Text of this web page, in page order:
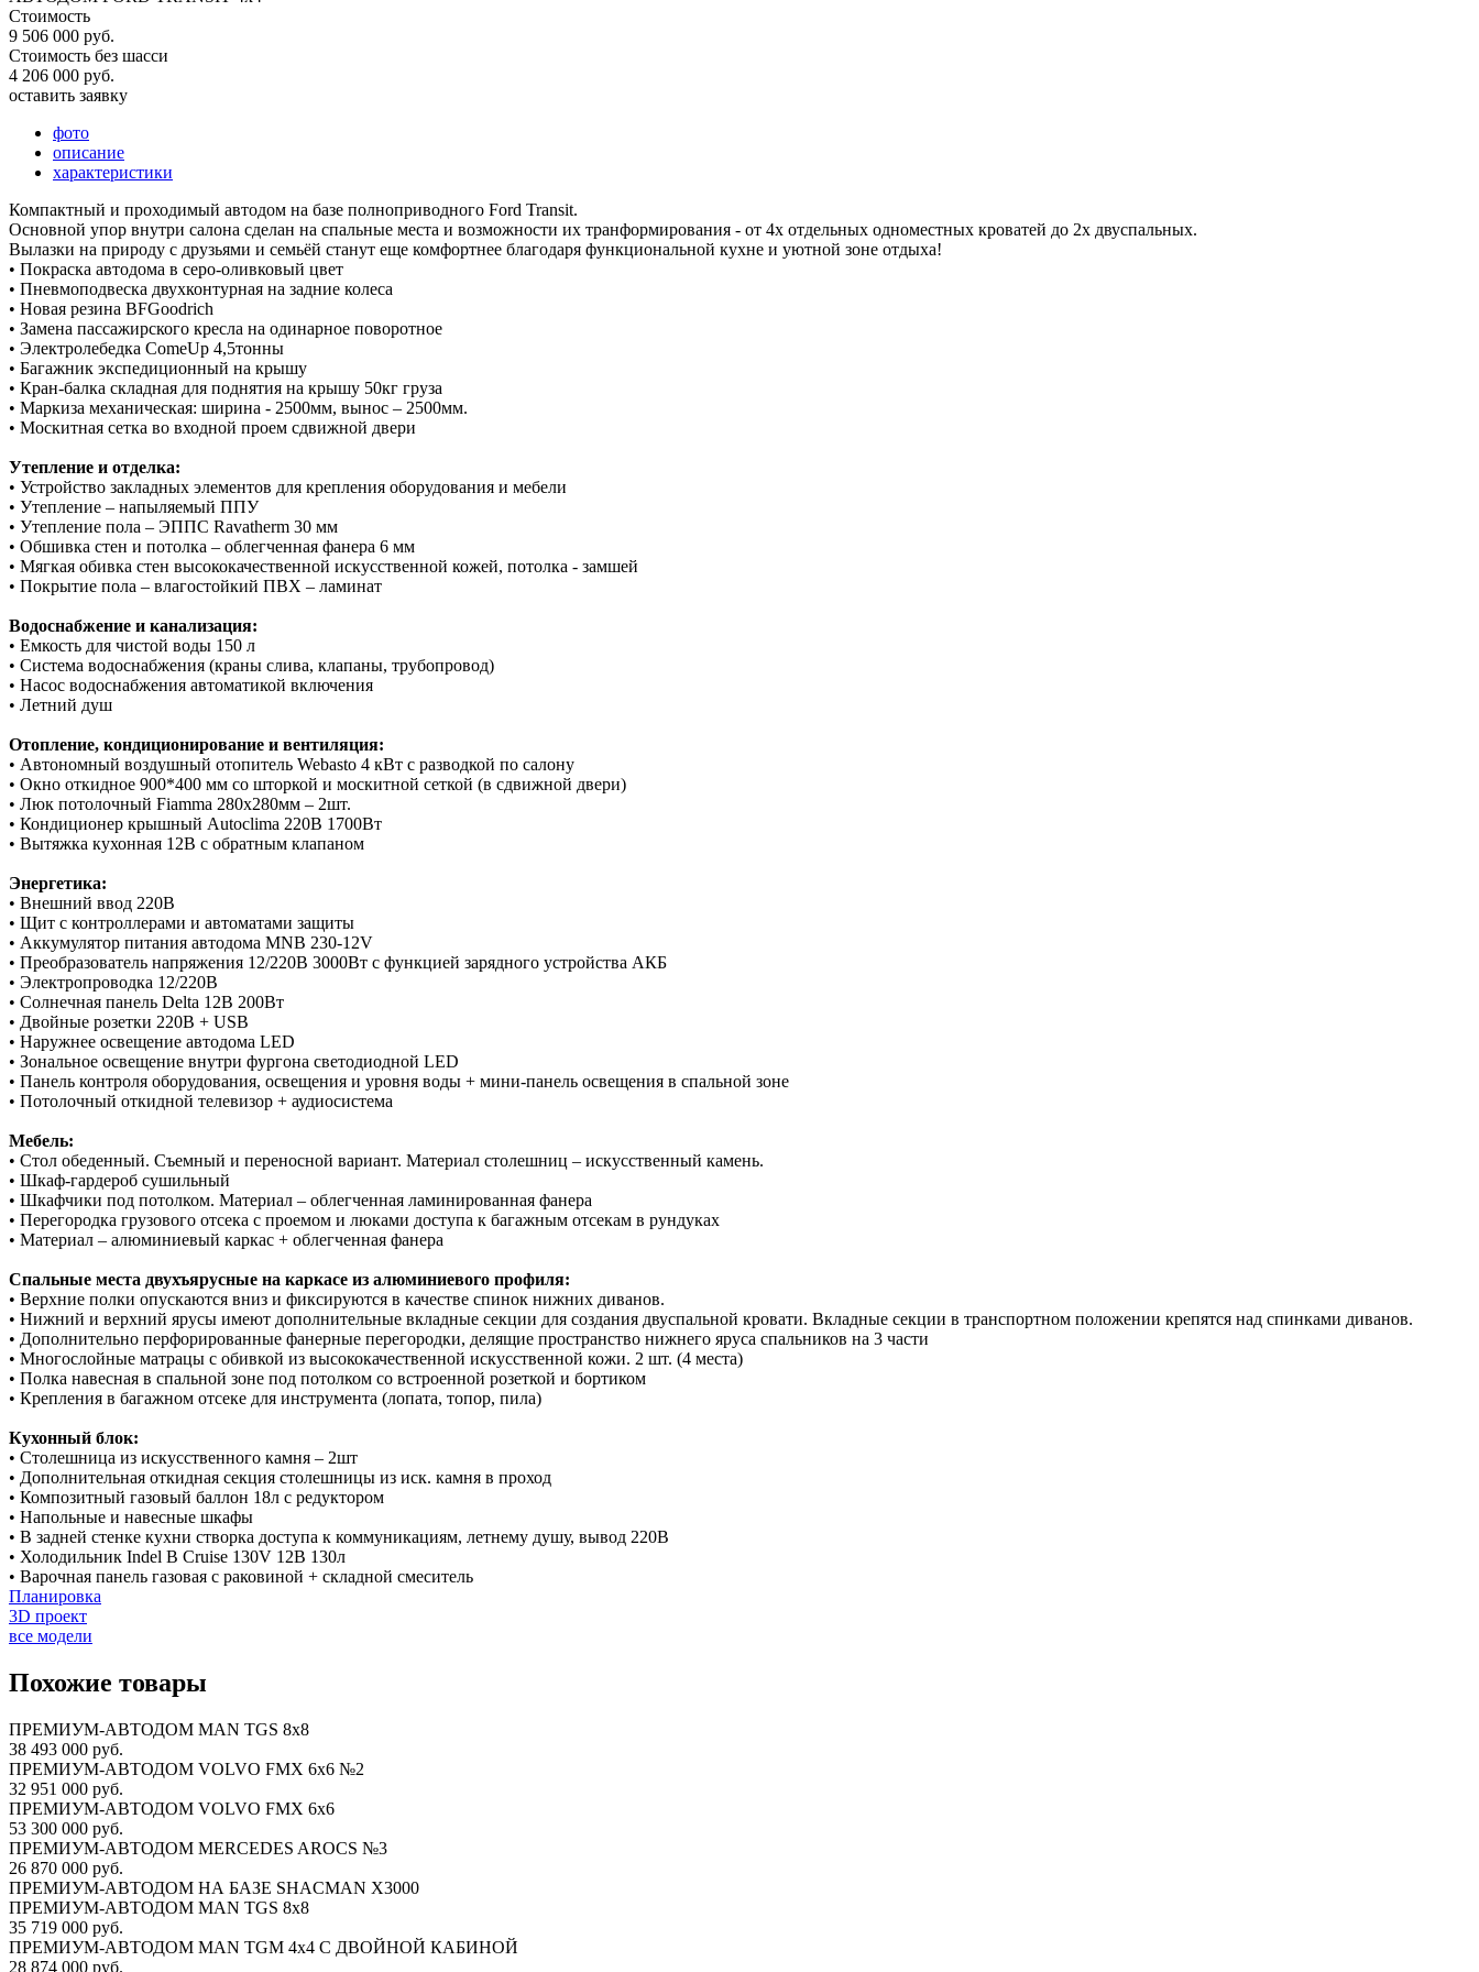
Стоимость
9 506 000 руб.
Стоимость без шасси
4 206 000 руб.
оставить заявку
фото
описание
характеристики
Компактный и проходимый автодом на базе полноприводного Ford Transit.
Основной упор внутри салона сделан на спальные места и возможности их транформирования - от 4х отдельных одноместных кроватей до 2х двуспальных.
Вылазки на природу с друзьями и семьёй станут еще комфортнее благодаря функциональной кухне и уютной зоне отдыха!
• Покраска автодома в серо-оливковый цвет
• Пневмоподвеска двухконтурная на задние колеса
• Новая резина BFGoodrich
• Замена пассажирского кресла на одинарное поворотное
• Электролебедка СomeUp 4,5тонны
• Багажник экспедиционный на крышу
• Кран-балка складная для поднятия на крышу 50кг груза
• Маркиза механическая: ширина - 2500мм, вынос – 2500мм.
• Москитная сетка во входной проем сдвижной двери
Утепление и отделка:
• Устройство закладных элементов для крепления оборудования и мебели
• Утепление – напыляемый ППУ
• Утепление пола – ЭППС Ravatherm 30 мм
• Обшивка стен и потолка – облегченная фанера 6 мм
• Мягкая обивка стен высококачественной искусственной кожей, потолка - замшей
• Покрытие пола – влагостойкий ПВХ – ламинат
Водоснабжение и канализация:
• Емкость для чистой воды 150 л
• Система водоснабжения (краны слива, клапаны, трубопровод)
• Насос водоснабжения автоматикой включения
• Летний душ
Отопление, кондиционирование и вентиляция:
• Автономный воздушный отопитель Webasto 4 кВт с разводкой по салону
• Окно откидное 900*400 мм со шторкой и москитной сеткой (в сдвижной двери)
• Люк потолочный Fiamma 280х280мм – 2шт.
• Кондиционер крышный Autoclima 220В 1700Вт
• Вытяжка кухонная 12В с обратным клапаном
Энергетика:
• Внешний ввод 220В
• Щит с контроллерами и автоматами защиты
• Аккумулятор питания автодома MNB 230-12V
• Преобразователь напряжения 12/220В 3000Вт с функцией зарядного устройства АКБ
• Электропроводка 12/220В
• Солнечная панель Delta 12В 200Вт
• Двойные розетки 220В + USB
• Наружнее освещение автодома LED
• Зональное освещение внутри фургона светодиодной LED
• Панель контроля оборудования, освещения и уровня воды + мини-панель освещения в спальной зоне
• Потолочный откидной телевизор + аудиосистема
Мебель:
• Стол обеденный. Съемный и переносной вариант. Материал столешниц – искусственный камень.
• Шкаф-гардероб сушильный
• Шкафчики под потолком. Материал – облегченная ламинированная фанера
• Перегородка грузового отсека с проемом и люками доступа к багажным отсекам в рундуках
• Материал – алюминиевый каркас + облегченная фанера
Спальные места двухъярусные на каркасе из алюминиевого профиля:
• Верхние полки опускаются вниз и фиксируются в качестве спинок нижних диванов.
• Нижний и верхний ярусы имеют дополнительные вкладные секции для создания двуспальной кровати. Вкладные секции в транспортном положении крепятся над спинками диванов.
• Дополнительно перфорированные фанерные перегородки, делящие пространство нижнего яруса спальников на 3 части
• Многослойные матрацы с обивкой из высококачественной искусственной кожи. 2 шт. (4 места)
• Полка навесная в спальной зоне под потолком со встроенной розеткой и бортиком
• Крепления в багажном отсеке для инструмента (лопата, топор, пила)
Кухонный блок:
• Столешница из искусственного камня – 2шт
• Дополнительная откидная секция столешницы из иск. камня в проход
• Композитный газовый баллон 18л с редуктором
• Напольные и навесные шкафы
• В задней стенке кухни створка доступа к коммуникациям, летнему душу, вывод 220В
• Холодильник Indel B Cruise 130V 12В 130л
• Варочная панель газовая с раковиной + складной смеситель
Планировка
3D проект
все модели
Похожие товары
ПРЕМИУМ-АВТОДОМ MAN TGS 8х8
38 493 000 руб.
ПРЕМИУМ-АВТОДОМ VOLVO FMX 6x6 №2
32 951 000 руб.
ПРЕМИУМ-АВТОДОМ VOLVO FMX 6x6
53 300 000 руб.
ПРЕМИУМ-АВТОДОМ MERCEDES AROCS №3
26 870 000 руб.
ПРЕМИУМ-АВТОДОМ НА БАЗЕ SHACMAN X3000
ПРЕМИУМ-АВТОДОМ MAN TGS 8х8
35 719 000 руб.
ПРЕМИУМ-АВТОДОМ MAN TGM 4х4 С ДВОЙНОЙ КАБИНОЙ
28 874 000 руб.